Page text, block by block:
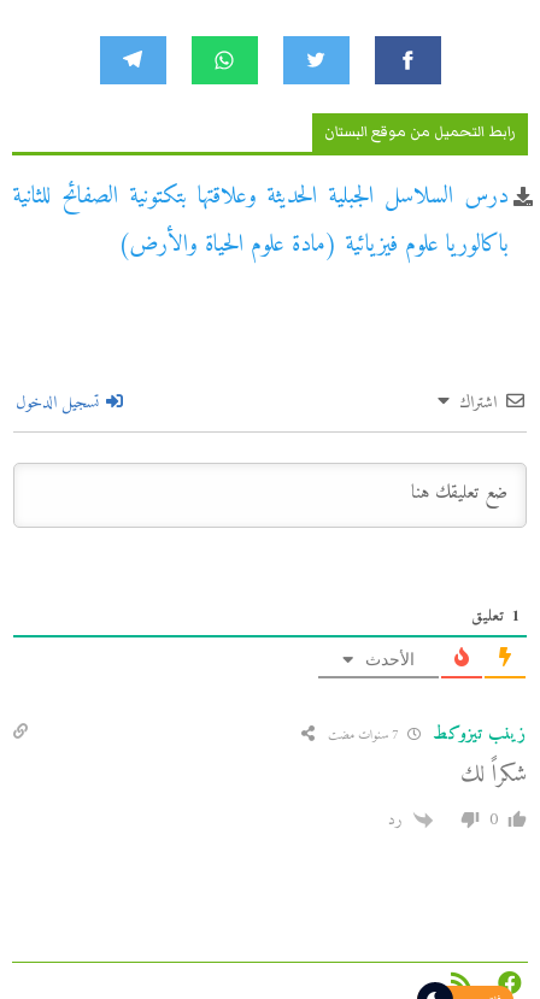
رابط التحميل من موقع البستان
درس السلاسل الجبلية الحديثة وعلاقتها بتكتونية الصفائح للثانية
باكالوريا علوم فيزيائية (مادة علوم الحياة والأرض)
اشتراك تسجيل الدخول
1 تعليق
الأحدث
زينب تيزوكط
شكراً لك
0 رد